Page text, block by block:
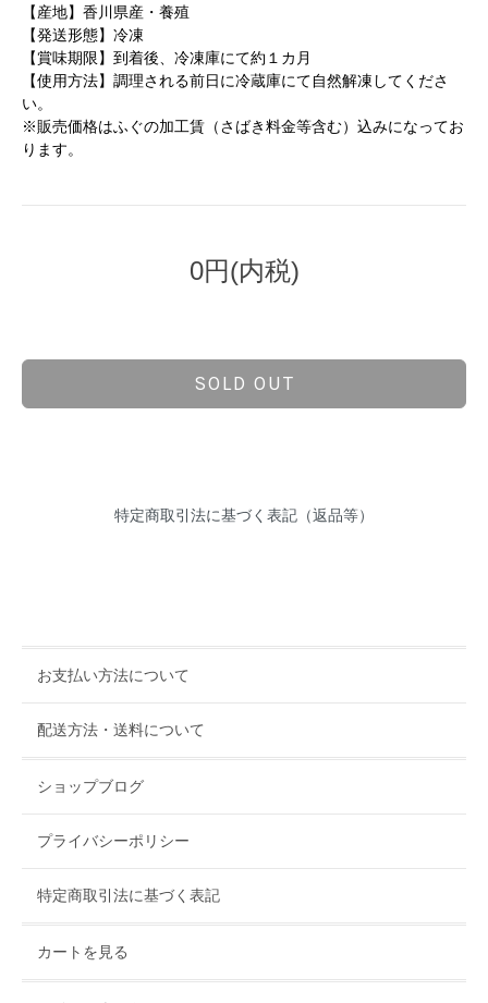
【産地】香川県産・養殖
【発送形態】冷凍
【賞味期限】到着後、冷凍庫にて約１カ月
【使用方法】調理される前日に冷蔵庫にて自然解凍してくださ
い。
※販売価格はふぐの加工賃（さばき料金等含む）込みになってお
ります。
0円(内税)
SOLD OUT
特定商取引法に基づく表記（返品等）
お支払い方法について
配送方法・送料について
ショップブログ
プライバシーポリシー
特定商取引法に基づく表記
カートを見る